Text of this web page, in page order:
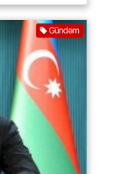
Gündəm